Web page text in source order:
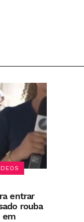
entrar
rouba
em